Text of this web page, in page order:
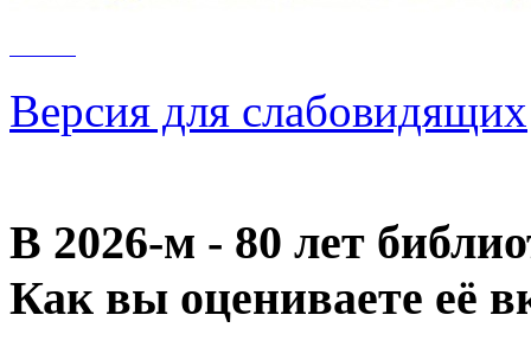
Версия для слабовидящих
В 2026‑м - 80 лет
Как вы оцениваете её